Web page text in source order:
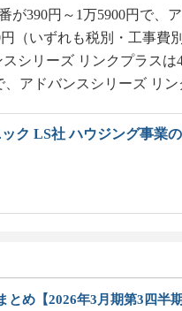
が390円～1万5900円で、
（いずれも税別・工事費
シリーズ リンクプラスは
アドバンスシリーズ リン
ク LS社 ハウジング事業
とめ【2026年3月期第3四半期